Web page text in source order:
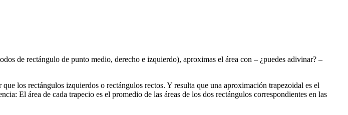
de rectángulo de punto medio, derecho e izquierdo), aproximas el área con – ¿puedes adivinar? –
los rectángulos izquierdos o rectángulos rectos. Y resulta que una aproximación trapezoidal es el
El área de cada trapecio es el promedio de las áreas de los dos rectángulos correspondientes en las